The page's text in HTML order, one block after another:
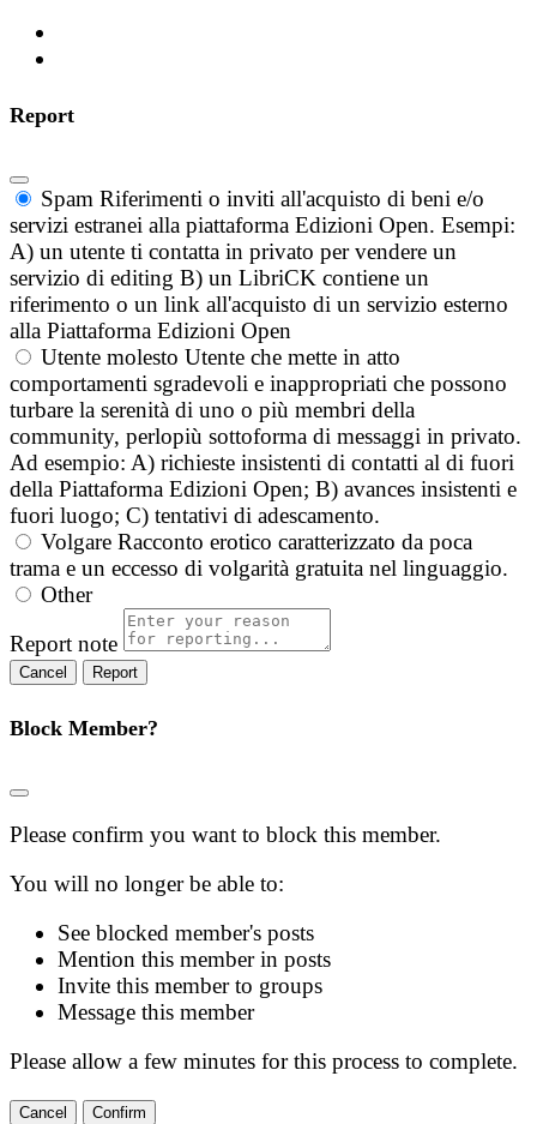
Report
Spam Riferimenti o inviti all'acquisto di beni e/o
servizi estranei alla piattaforma Edizioni Open. Esempi:
A) un utente ti contatta in privato per vendere un
servizio di editing B) un LibriCK contiene un
riferimento o un link all'acquisto di un servizio esterno
alla Piattaforma Edizioni Open
Utente molesto Utente che mette in atto
comportamenti sgradevoli e inappropriati che possono
turbare la serenità di uno o più membri della
community, perlopiù sottoforma di messaggi in privato.
Ad esempio: A) richieste insistenti di contatti al di fuori
della Piattaforma Edizioni Open; B) avances insistenti e
fuori luogo; C) tentativi di adescamento.
Volgare Racconto erotico caratterizzato da poca
trama e un eccesso di volgarità gratuita nel linguaggio.
Other
Report note
Report
Block Member?
Please confirm you want to block this member.
You will no longer be able to:
See blocked member's posts
Mention this member in posts
Invite this member to groups
Message this member
Please allow a few minutes for this process to complete.
Confirm